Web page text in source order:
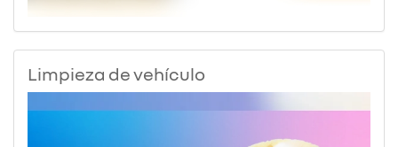
Limpieza de vehículo